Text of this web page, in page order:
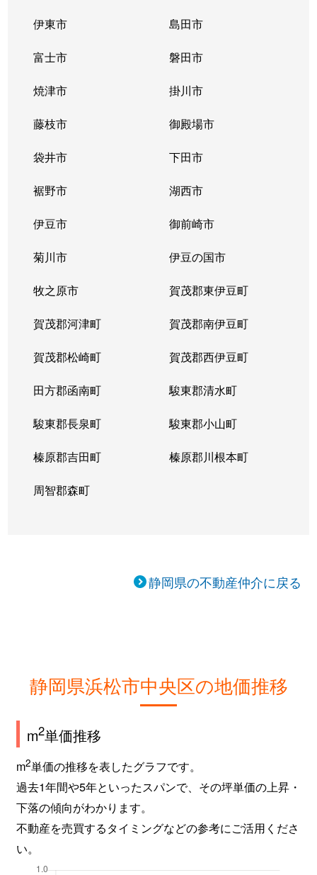
伊東市 島田市
富士市 磐田市
焼津市 掛川市
藤枝市 御殿場市
袋井市 下田市
裾野市 湖西市
伊豆市 御前崎市
菊川市 伊豆の国市
牧之原市 賀茂郡東伊豆町
賀茂郡河津町 賀茂郡南伊豆町
賀茂郡松崎町 賀茂郡西伊豆町
田方郡函南町 駿東郡清水町
駿東郡長泉町 駿東郡小山町
榛原郡吉田町 榛原郡川根本町
周智郡森町
静岡県の不動産仲介に戻る
静岡県浜松市中央区の地価推移
m2単価推移
m2単価の推移を表したグラフです。
過去1年間や5年といったスパンで、その坪単価の上昇・
下落の傾向がわかります。
不動産を売買するタイミングなどの参考にご活用くださ
い。